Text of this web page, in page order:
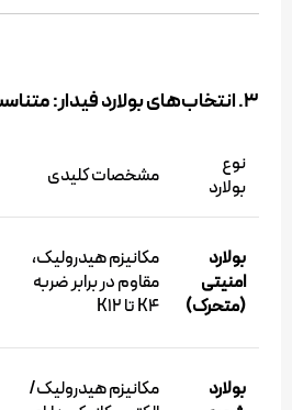
۳. انتخاب‌های بولارد فیدار: متناسب با نیاز شما
نوع
بولارد
مشخصات کلیدی
بولارد
امنیتی
(متحرک)
مکانیزم هیدرولیک،
مقاوم در برابر ضربه
K4 تا K12
بولارد
مکانیزم هیدرولیک/